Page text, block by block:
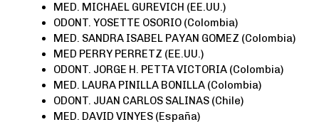
MED. MICHAEL GUREVICH (EE.UU.)
ODONT. YOSETTE OSORIO (Colombia)
MED. SANDRA ISABEL PAYAN GOMEZ (Colombia)
MED PERRY PERRETZ (EE.UU.)
ODONT. JORGE H. PETTA VICTORIA (Colombia)
MED. LAURA PINILLA BONILLA (Colombia)
ODONT. JUAN CARLOS SALINAS (Chile)
MED. DAVID VINYES (España)